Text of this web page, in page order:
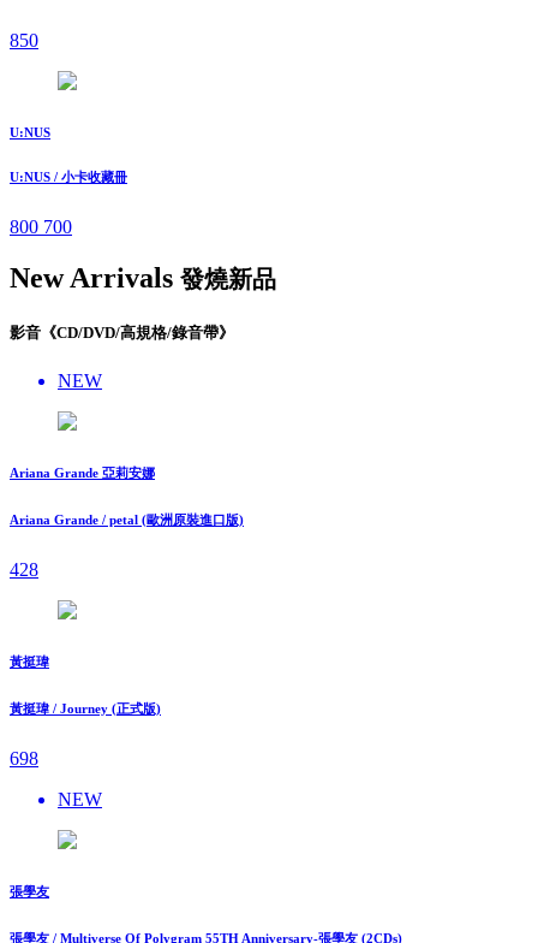
850
U:NUS
U:NUS / 小卡收藏冊
800 700
New Arrivals 發燒新品
影音《CD/DVD/高規格/錄音帶》
NEW
Ariana Grande 亞莉安娜
Ariana Grande / petal (歐洲原裝進口版)
428
黃挺瑋
黃挺瑋 / Journey (正式版)
698
NEW
張學友
張學友 / Multiverse Of Polygram 55TH Anniversary-張學友 (2CDs)